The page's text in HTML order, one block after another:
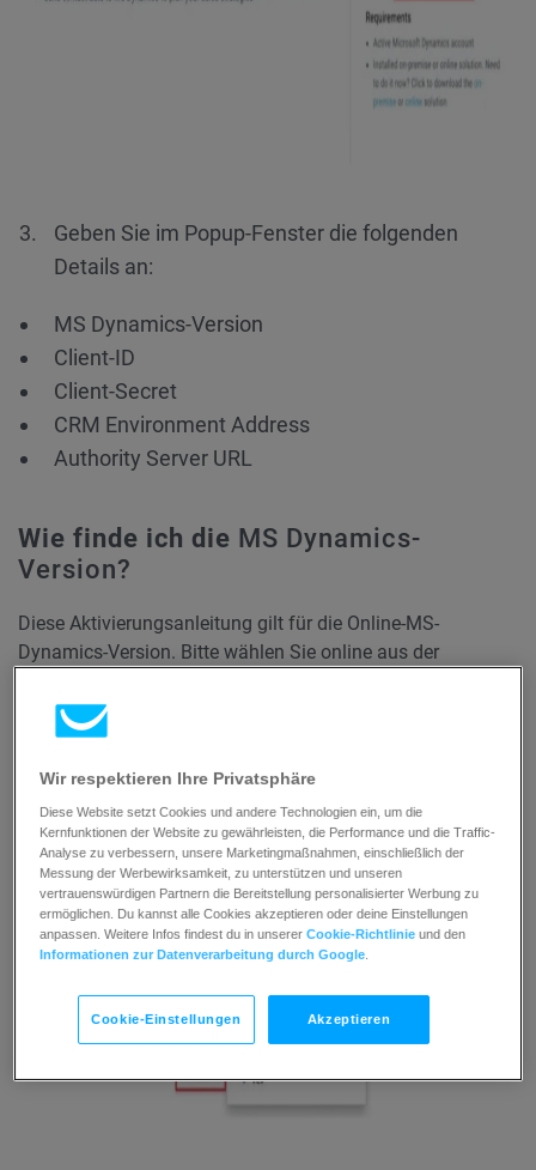
Geben Sie im Popup-Fenster die folgenden
Details an:
MS Dynamics-Version
Client-ID
Client-Secret
CRM Environment Address
Authority Server URL
Wie finde ich die MS Dynamics-
Version?
Diese Aktivierungsanleitung gilt für die Online-MS-
Dynamics-Version. Bitte wählen Sie online aus der
Wie finde ich die Client-ID?
Greifen Sie aufMicrosoft Azurezu.
Klicken Sie auf die KachelApp-Registrierungen
Wir respektieren Ihre Privatsphäre
Diese Website setzt Cookies und andere Technologien ein, um die
Kernfunktionen der Website zu gewährleisten, die Performance und die Traffic-
Analyse zu verbessern, unsere Marketingmaßnahmen, einschließlich der
Messung der Werbewirksamkeit, zu unterstützen und unseren
vertrauenswürdigen Partnern die Bereitstellung personalisierter Werbung zu
ermöglichen. Du kannst alle Cookies akzeptieren oder deine Einstellungen
anpassen. Weitere Infos findest du in unsererCookie-Richtlinie und den
Informationen zur Datenverarbeitung durch Google
Cookie-Einstellungen Akzeptieren